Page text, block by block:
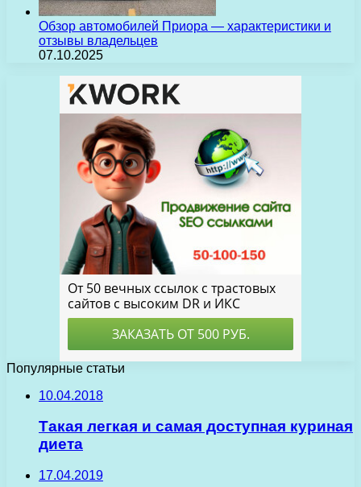
Обзор автомобилей Приора — характеристики и
отзывы владельцев
07.10.2025
Популярные статьи
10.04.2018
Такая легкая и самая доступная куриная
диета
17.04.2019